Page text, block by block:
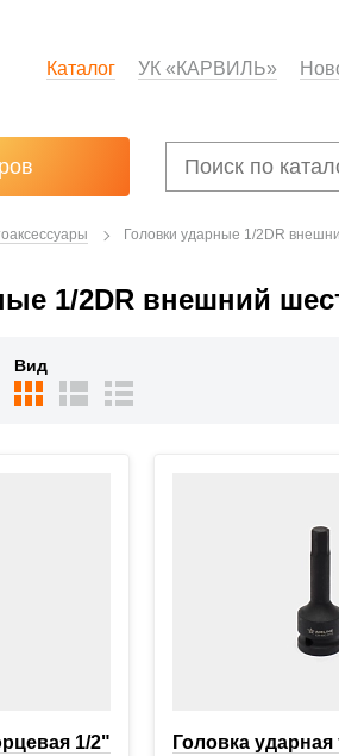
Каталог УК «КАРВИЛЬ»
Головки ударные 1/2DR
1/2DR внешний
Вид
1/2"
Головка